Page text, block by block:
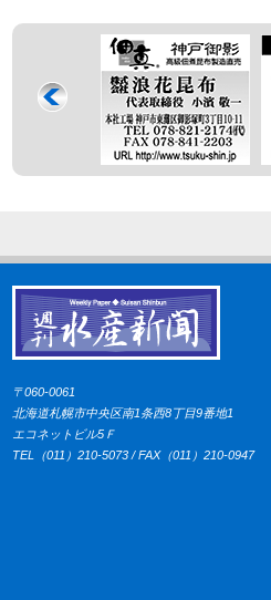
〒060-0061
北海道札幌市中央区南1条西8丁目9番地1
エコネットビル5Ｆ
TEL（011）210-5073 / FAX（011）210-0947